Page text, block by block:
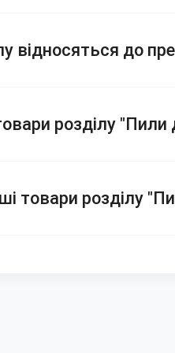
відносяться до
розділу "Пили
товари розділу